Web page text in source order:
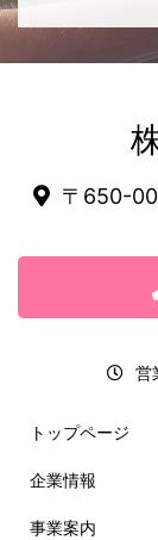
〒650-
営
トップページ
企業情報
事業案内